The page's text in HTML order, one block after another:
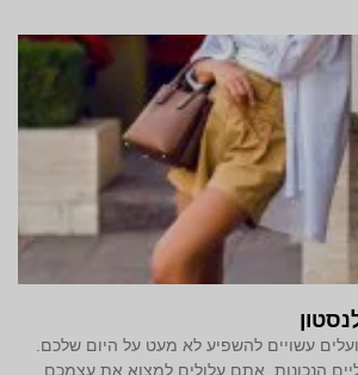
עשויים להשפיע לא מעט על היום שלכם.
הנכונות, אתם עלולים למצוא את עצמכם